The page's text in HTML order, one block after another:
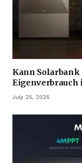
Kann Solarbank
Eigenverbrauch
July 25, 2026